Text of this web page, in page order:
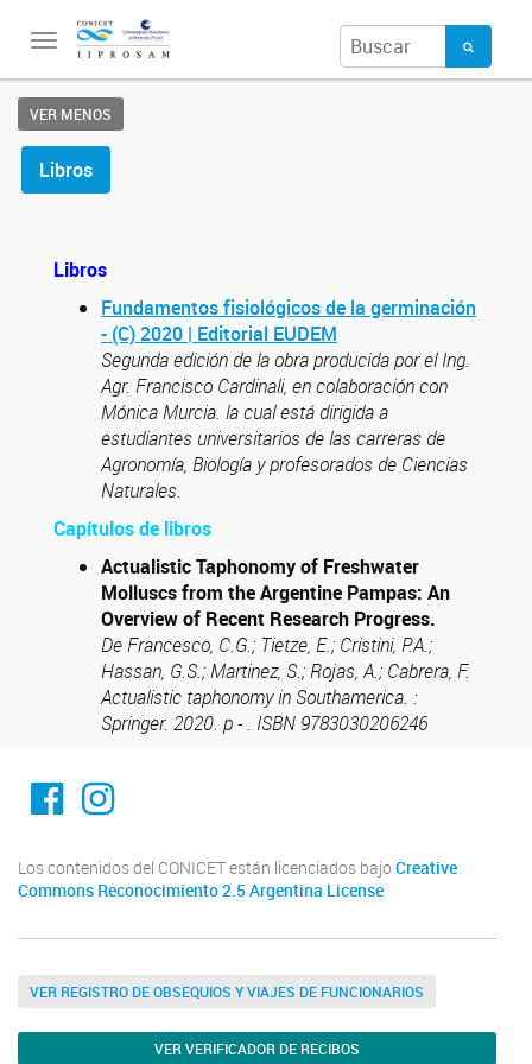
Toggle
VER MENOS
Libros
Libros
Fundamentos fisiológicos de la germinación
- (C) 2020 | Editorial EUDEM
Segunda edición de la obra producida por el Ing.
Agr. Francisco Cardinali, en colaboración con
Mónica Murcia. la cual está dirigida a
estudiantes universitarios de las carreras de
Agronomía, Biología y profesorados de Ciencias
Naturales.
Capítulos de libros
Actualistic Taphonomy of Freshwater
Molluscs from the Argentine Pampas: An
Overview of Recent Research Progress.
De Francesco, C.G.; Tietze, E.; Cristini, P.A.;
Hassan, G.S.; Martinez, S.; Rojas, A.; Cabrera, F.
Actualistic taphonomy in Southamerica. :
Springer. 2020. p - . ISBN 9783030206246
Facebook
Instagram
Los contenidos del CONICET están licenciados bajo Creative
Commons Reconocimiento 2.5 Argentina License
VER REGISTRO DE OBSEQUIOS Y VIAJES DE FUNCIONARIOS
VER VERIFICADOR DE RECIBOS